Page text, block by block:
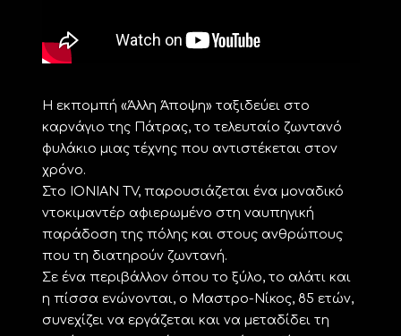
Η εκπομπή «Άλλη Άποψη» ταξιδεύει στο
καρνάγιο της Πάτρας, το τελευταίο ζωντανό
φυλάκιο μιας τέχνης που αντιστέκεται στον
χρόνο.
Στο IONIAN TV, παρουσιάζεται ένα μοναδικό
ντοκιμαντέρ αφιερωμένο στη ναυπηγική
παράδοση της πόλης και στους ανθρώπους
που τη διατηρούν ζωντανή.
Σε ένα περιβάλλον όπου το ξύλο, το αλάτι και
η πίσσα ενώνονται, ο Μαστρο-Νίκος, 85 ετών,
συνεχίζει να εργάζεται και να μεταδίδει τη